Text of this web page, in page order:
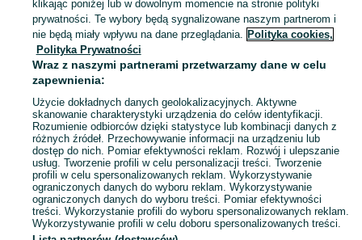
Mapa kategorii
Mapa miejscowości
Mapa ministron
Popularne wyszukiwania
klikając poniżej lub w dowolnym momencie na stronie polityki
prywatności. Te wybory będą sygnalizowane naszym partnerom i
nie będą miały wpływu na dane przeglądania. Polityka cookies,
Polityka Prywatności
Wraz z naszymi partnerami przetwarzamy dane w celu
zapewnienia:
Użycie dokładnych danych geolokalizacyjnych. Aktywne
skanowanie charakterystyki urządzenia do celów identyfikacji.
Rozumienie odbiorców dzięki statystyce lub kombinacji danych z
różnych źródeł. Przechowywanie informacji na urządzeniu lub
dostęp do nich. Pomiar efektywności reklam. Rozwój i ulepszanie
usług. Tworzenie profili w celu personalizacji treści. Tworzenie
profili w celu spersonalizowanych reklam. Wykorzystywanie
ograniczonych danych do wyboru reklam. Wykorzystywanie
ograniczonych danych do wyboru treści. Pomiar efektywności
treści. Wykorzystanie profili do wyboru spersonalizowanych reklam.
Wykorzystywanie profili w celu doboru spersonalizowanych treści.